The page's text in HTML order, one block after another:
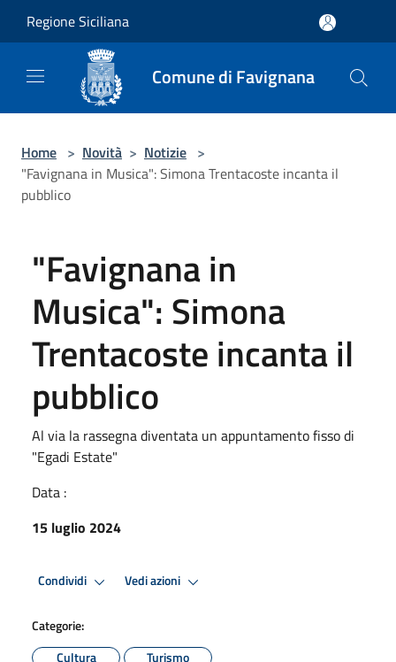
Regione Siciliana
Comune di Favignana
Home > Novità > Notizie >
"Favignana in Musica": Simona Trentacoste incanta il
pubblico
"Favignana in
Musica": Simona
Trentacoste incanta il
pubblico
Al via la rassegna diventata un appuntamento fisso di
"Egadi Estate"
Data :
15 luglio 2024
Condividi Vedi azioni
Categorie:
Cultura
Turismo